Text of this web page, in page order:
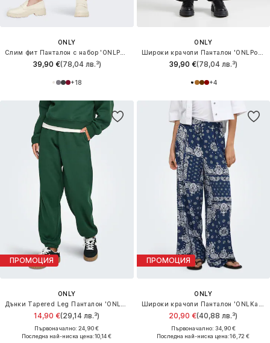
ONLY
39,90 €(78,04 лв.³)
+18
ONLY
39,90 €(78,04 лв.³)
+4
ПРОМОЦИЯ
ONLY
14,90 €(29,14 лв.³)
Първоначално: 24,90 €
Последна най-ниска цена:10,14 €
ПРОМОЦИЯ
ONLY
20,90 €(40,88 лв.³)
Първоначално: 34,90 €
Последна най-ниска цена:16,72 €